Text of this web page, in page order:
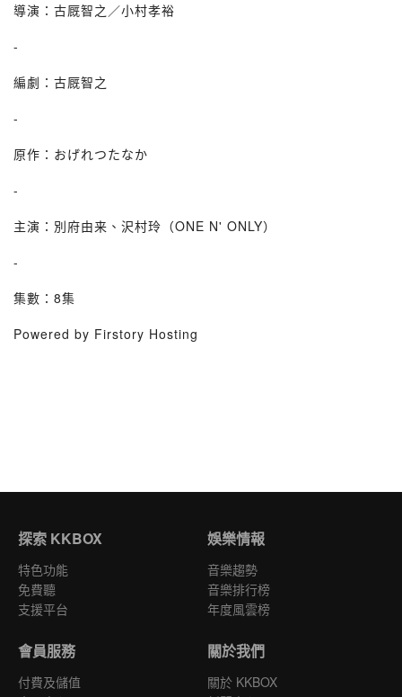
導演：古厩智之／小村孝裕
-
編劇：古厩智之
-
原作：おげれつたなか
-
主演：別府由来、沢村玲（ONE N' ONLY）
-
集數：8集
Powered by Firstory Hosting
探索 KKBOX
特色功能
免費聽
支援平台
娛樂情報
音樂趨勢
音樂排行榜
年度風雲榜
會員服務
付費及儲值
關於我們
關於 KKBOX